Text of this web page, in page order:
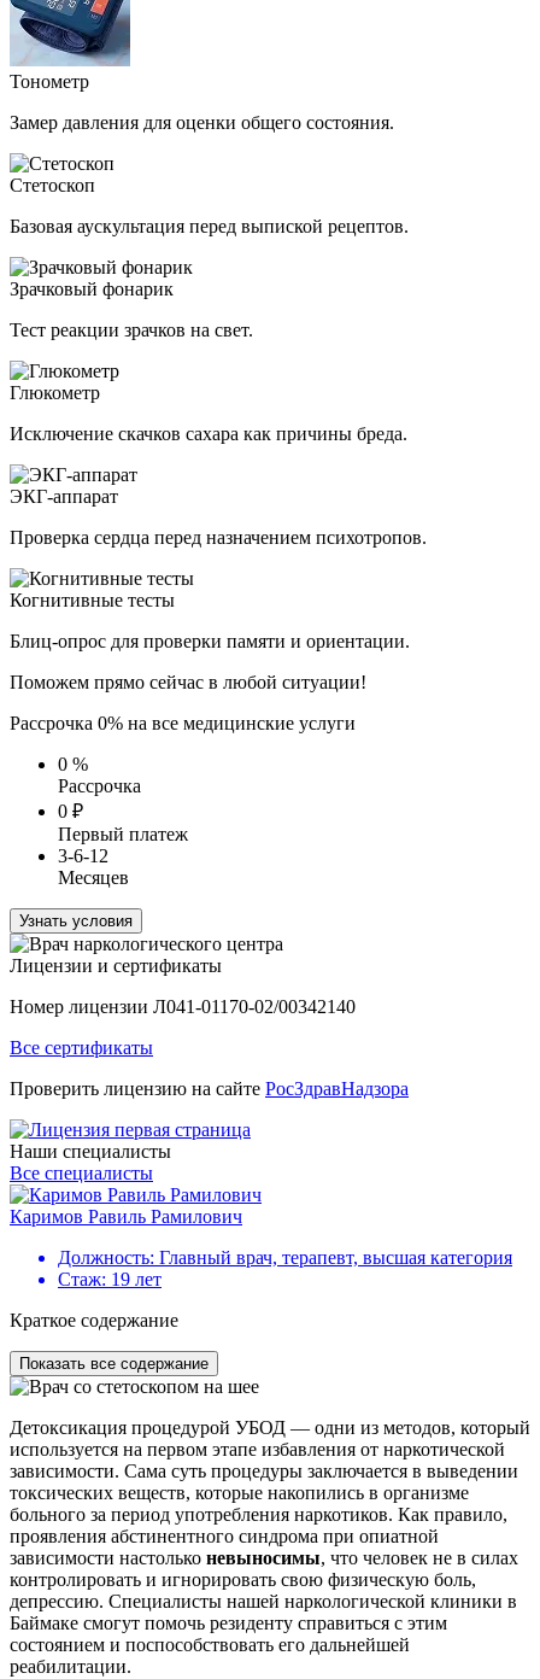
Тонометр
Замер давления для оценки общего состояния.
Стетоскоп
Базовая аускультация перед выпиской рецептов.
Зрачковый фонарик
Тест реакции зрачков на свет.
Глюкометр
Исключение скачков сахара как причины бреда.
ЭКГ-аппарат
Проверка сердца перед назначением психотропов.
Когнитивные тесты
Блиц-опрос для проверки памяти и ориентации.
Поможем прямо сейчас в любой ситуации!
Рассрочка 0% на все медицинские услуги
0 %
Рассрочка
0 ₽
Первый платеж
3-6-12
Месяцев
Узнать условия
Лицензии и сертификаты
Номер лицензии Л041-01170-02/00342140
Все сертификаты
Проверить лицензию на сайте РосЗдравНадзора
Наши специалисты
Все специалисты
Каримов Равиль Рамилович
Должность: Главный врач, терапевт, высшая категория
Стаж: 19 лет
Краткое содержание
Показать все содержание
Детоксикация процедурой УБОД — одни из методов, который
используется на первом этапе избавления от наркотической
зависимости. Сама суть процедуры заключается в выведении
токсических веществ, которые накопились в организме
больного за период употребления наркотиков. Как правило,
проявления абстинентного синдрома при опиатной
зависимости настолько невыносимы, что человек не в силах
контролировать и игнорировать свою физическую боль,
депрессию. Специалисты нашей наркологической клиники в
Баймаке смогут помочь резиденту справиться с этим
состоянием и поспособствовать его дальнейшей
реабилитации.